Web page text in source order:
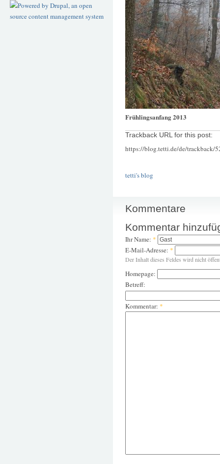
Frühlingsanfang 2013
Trackback URL for this post:
https://blog.tetti.de/de/trackback/
tetti's blog
Kommentare
Kommentar
Ihr Name: *
E-Mail-Adresse: *
Der Inhalt dieses Feldes wird nicht
Homepage:
Betreff:
Kommentar: *